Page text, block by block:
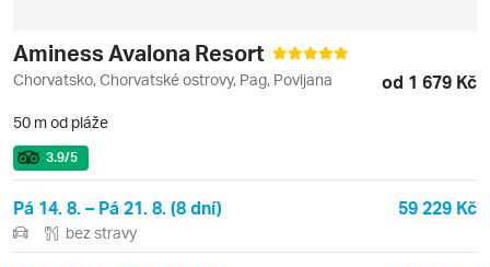
Aminess Avalona Resort
Chorvatsko, Chorvatské ostrovy, Pag, Povljana od 1 679 Kč
50 m od pláže
3.9/5
Pá 14. 8. – Pá 21. 8. (8 dní) 59 229 Kč
bez stravy